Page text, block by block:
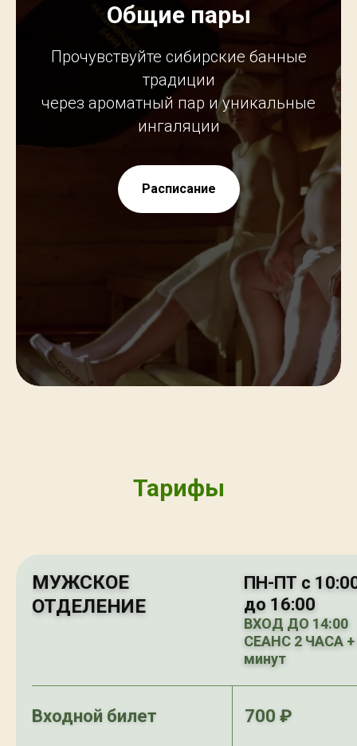
Общие пары
Прочувствуйте сибирские банные
традиции
через ароматный пар и уникальные
ингаляции
Расписание
Тарифы
МУЖСКОЕ
ОТДЕЛЕНИЕ
ПН-ПТ с
до 16:00
ВХОД ДО 14:00
СЕАНС 2 ЧАСА +
минут
Входной билет 700 ₽